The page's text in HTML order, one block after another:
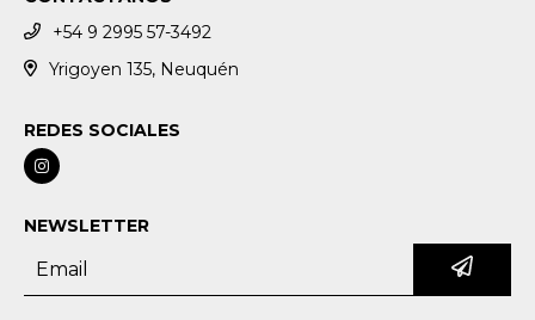
+54 9 2995 57-3492
Yrigoyen 135, Neuquén
REDES SOCIALES
NEWSLETTER